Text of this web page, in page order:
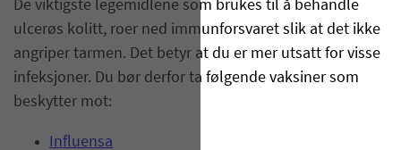
De viktigste legemidlene som brukes til å behandle
ulcerøs kolitt, roer ned immunforsvaret slik at det ikke
angriper tarmen. Det betyr at du er mer utsatt for visse
infeksjoner. Du bør derfor ta følgende vaksiner som
beskytter mot:
Influensa